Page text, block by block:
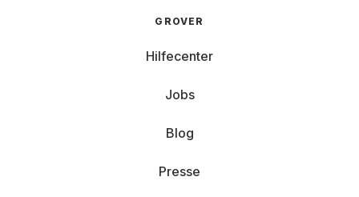
GROVER
Hilfecenter
Jobs
Blog
Presse